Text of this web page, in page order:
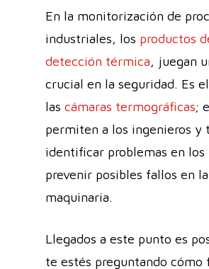
En la monitorización de
industriales, los productos
detección térmica, juegan
crucial en la seguridad. Es
las cámaras termográficas;
permiten a los ingenieros y
identificar problemas en los
prevenir posibles fallos en la
maquinaria.
Llegados a este punto es
te estés preguntando cómo